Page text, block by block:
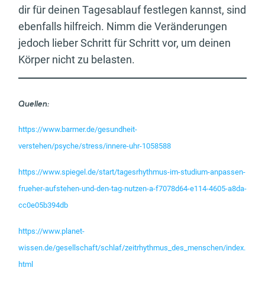
dir für deinen Tagesablauf festlegen kannst, sind
ebenfalls hilfreich. Nimm die Veränderungen
jedoch lieber Schritt für Schritt vor, um deinen
Körper nicht zu belasten.
Quellen:
https://www.barmer.de/gesundheit-
verstehen/psyche/stress/innere-uhr-1058588
https://www.spiegel.de/start/tagesrhythmus-im-studium-anpassen-
frueher-aufstehen-und-den-tag-nutzen-a-f7078d64-e114-4605-a8da-
cc0e05b394db
https://www.planet-
wissen.de/gesellschaft/schlaf/zeitrhythmus_des_menschen/index.
html